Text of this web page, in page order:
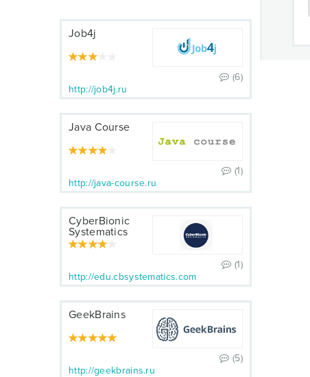
Job4j
(6)
http://job4j.ru
Java Course
(1)
http://java-course.ru
CyberBionic
Systematics
(1)
http://edu.cbsystematics.com
GeekBrains
(5)
http://geekbrains.ru